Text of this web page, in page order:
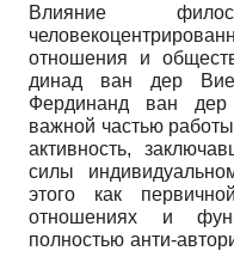
Влияние
отношения и
динад ван дер
Фердинанд ван
важной частью
активность,
силы
этого как
отношениях и
полностью анти-